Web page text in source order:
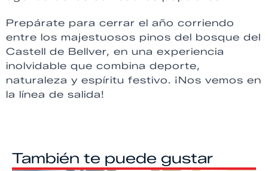
Prepárate para cerrar el año corriendo
entre los majestuosos pinos del bosque del
Castell de Bellver, en una experiencia
inolvidable que combina deporte,
naturaleza y espíritu festivo. ¡Nos vemos en
la línea de salida!
También te puede gustar